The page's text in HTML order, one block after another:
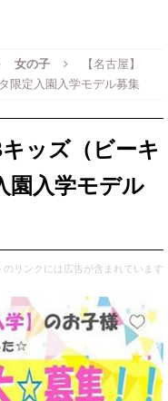
女の子
【名古屋】
限定入園入学モデル募集
ッズ（ビーキ
園入学モデル
のリンクには広告が含まれています